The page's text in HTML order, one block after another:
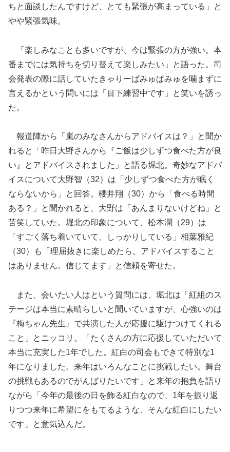
ちと面談したんですけど、とても緊張が高まっている」と
やや緊張気味。
「楽しみなことも多いですが、今は緊張の方が強い。本
番までには気持ちを切り替えて楽しみたい」と語った。司
会発表の際に話していたきゃりーぱみゅぱみゅを噛まずに
言えるかという問いには「目下練習中です」と笑いを誘っ
た。
報道陣から「嵐のみなさんからアドバイスは？」と聞か
れると「昨日大野さんから『ご飯は少しずつ食べた方が良
い』とアドバイスされました」と語る堀北。奇妙なアドバ
イスについて大野智（32）は「少しずつ食べた方が眠く
ならないから」と回答。櫻井翔（30）から「食べる時間
ある？」と聞かれると、大野は「あんまりないけどね」と
苦笑していた。堀北の印象について、松本潤（29）は
「すごく落ち着いていて、しっかりしている」相葉雅紀
（30）も「理屈抜きに楽しめたら。アドバイスすること
はありません。信じてます」と信頼を寄せた。
また、会いたい人はという質問には、堀北は「紅組のス
テージは本当に素晴らしいと聞いていますが、心強いのは
『梅ちゃん先生』で共演した人が応援に駆けつけてくれる
こと」とニッコリ。「たくさんの方に応援していただいて
本当に充実した1年でした。紅白の司会もできて特別な1
年になりました。来年はいろんなことに挑戦したい。舞台
の挑戦もあるのでがんばりたいです」と来年の抱負を語り
ながら「今年の最後の日を飾る紅白なので、1年を振り返
りつつ来年に希望にをもてるような、そんな紅白にしたい
です」と意気込んだ。